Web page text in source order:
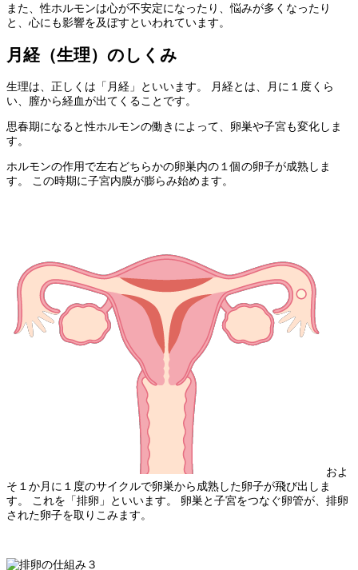
また、性ホルモンは心が不安定になったり、悩みが多くなったり
と、心にも影響を及ぼすといわれています。
月経（生理）のしくみ
生理は、正しくは「月経」といいます。 月経とは、月に１度くら
い、膣から経血が出てくることです。
思春期になると性ホルモンの働きによって、卵巣や子宮も変化しま
す。
ホルモンの作用で左右どちらかの卵巣内の１個の卵子が成熟しま
す。 この時期に子宮内膜が膨らみ始めます。
およ
そ１か月に１度のサイクルで卵巣から成熟した卵子が飛び出しま
す。 これを「排卵」といいます。 卵巣と子宮をつなぐ卵管が、排卵
された卵子を取りこみます。